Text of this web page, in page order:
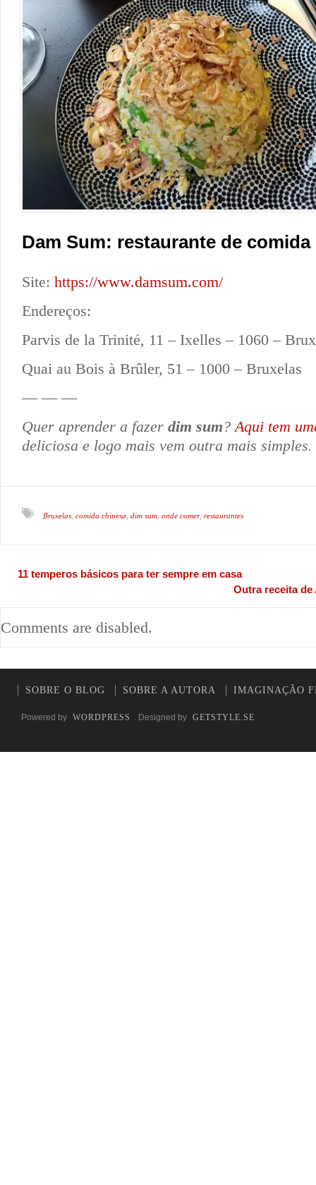
Dam Sum: restaurante de comida
Site: https://www.damsum.com/
Endereços:
Parvis de la Trinité, 11 – Ixelles – 1060 –
Quai au Bois à Brûler, 51 – 1000 – Bruxelas
— — —
Quer aprender a fazer dim sum?Aqui tem
deliciosa e logo mais vem outra mais simples.
Bruxelas, comida chinesa, dim sum, onde comer, restaurantes
11 temperos básicos para ter sempre em casa
Outra receita
Comments are disabled.
SOBRE O BLOG SOBRE A AUTORA IMAGINAÇÃO
Powered by WORDPRESS . Designed by GETSTYLE.SE